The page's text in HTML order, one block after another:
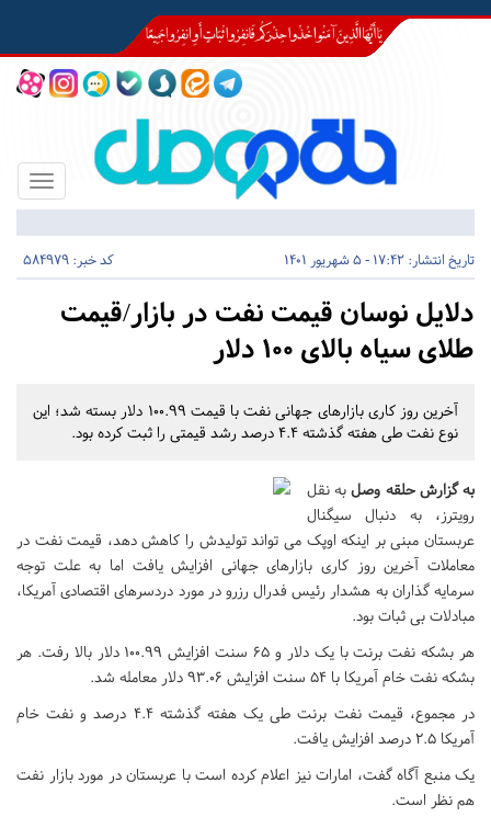
Toggle
تاریخ انتشار: 17:42 - 5 شهریور 1401 کد خبر: 584979
دلایل نوسان قیمت نفت در بازار/قیمت
طلای سیاه بالای ۱۰۰ دلار
آخرین روز کاری بازارهای جهانی نفت با قیمت ۱۰۰.۹۹ دلار بسته شد؛ این
نوع نفت طی هفته گذشته ۴.۴ درصد رشد قیمتی را ثبت کرده بود.
به گزارش حلقه وصلبه نقل
رویترز، به دنبال سیگنال
عربستان مبنی بر اینکه اوپک می تواند تولیدش را کاهش دهد، قیمت نفت در
معاملات آخرین روز کاری بازارهای جهانی افزایش یافت اما به علت توجه
سرمایه گذاران به هشدار رئیس فدرال رزرو در مورد دردسرهای اقتصادی آمریکا،
مبادلات بی ثبات بود.
هر بشکه نفت برنت با یک دلار و ۶۵ سنت افزایش ۱۰۰.۹۹ دلار بالا رفت. هر
بشکه نفت خام آمریکا با ۵۴ سنت افزایش ۹۳.۰۶ دلار معامله شد.
در مجموع، قیمت نفت برنت طی یک هفته گذشته ۴.۴ درصد و نفت خام
آمریکا ۲.۵ درصد افزایش یافت.
یک منبع آگاه گفت، امارات نیز اعلام کرده است با عربستان در مورد بازار نفت
هم نظر است.